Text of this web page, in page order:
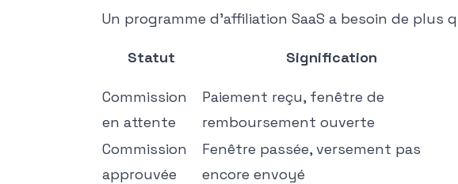
Un programme d'affiliation SaaS a besoin de plus
Statut Signification
Commission
en attente
Paiement reçu, fenêtre de
remboursement ouverte
Commission
approuvée
Fenêtre passée, versement pas
encore envoyé